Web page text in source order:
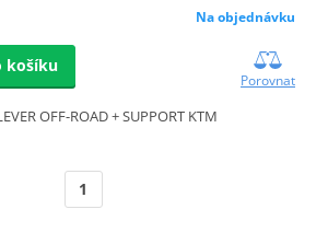
Na objednávku
košíku
Porovnat
OFF-ROAD + SUPPORT KTM
1